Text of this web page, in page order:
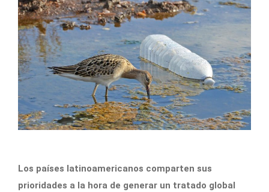
Los países latinoamericanos comparten sus
prioridades a la hora de generar un tratado global